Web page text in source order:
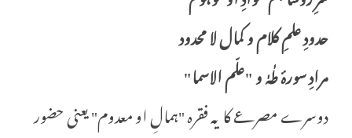
حدودِ علمِ کلام و کمال لا محدود
مرادِ سورۂ طٰہٰ و "علّم الاسما"
دوسرے مصرعے کا یہ فقرہ "ہمالِ او معدوم" یعنی حضور